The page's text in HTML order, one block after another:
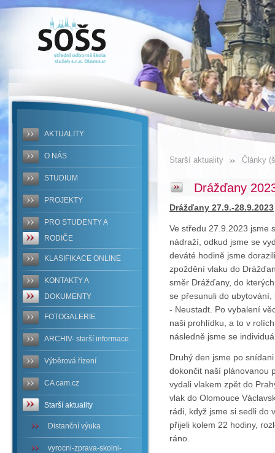
SOŠS -
Drážďany
AKTUALITY
O NÁS
STUDIUM
PROJEKTY
PRO STUDENTY A
RODIČE
KLASIFIKACE ONLINE
KONTAKTY A
DOKUMENTY
FOTOGALERIE
ARCHIV- starší informace
Výběrová řízení
CA cam.cz
Starší aktuality
Distanční výuka
vyrocni-zprava-skolni-
Starší aktuality Články
Drážďany
Drážďany 27.9.-28.9.2023
Ve středu 27.9.2023 jsme
nádraží, odkud jsme se
deváté hodině jsme
zpoždění vlaku do
směr Drážďany, do
se přesunuli do
- Neustadt. Po vybalení
naši prohlídku, a to v
následně jsme se
Druhý den jsme po
dokončit naší plánovanou
vydali vlakem zpět do
vlak do Olomouce
rádi, když jsme si sedli do
přijeli kolem 22 hodiny,
ráno.